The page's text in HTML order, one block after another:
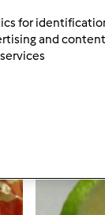
pere al
nuova ricetta
for
and